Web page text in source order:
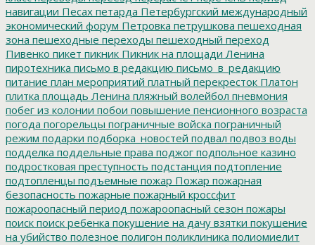
навигации Песах петарда Петербургский международный
экономический форум Петровка петрушкова пешеходная
зона пешеходные переходы пешеходный переход
Пивенко пикет пикник Пикник на площади Ленина
пиротехника письмо в редакцию письмо_в_редакцию
питание план мероприятий платный перекресток Платон
плитка площадь Ленина пляжный волейбол пневмония
побег из колонии побои повышение пенсионного возраста
погода погорельцы пограничные войска пограничный
режим подарки подборка_новостей подвал подвоз воды
подделка поддельные права поджог подпольное казино
подростковая преступность подстанция подтопление
подтопленцы подъемные пожар Пожар пожарная
безопасность пожарные пожарный кроссфит
пожароопасный период пожароопасный сезон пожары
поиск поиск ребенка покушение на дачу взятки покушение
на убийство полезное полигон поликлиника полиомиелит